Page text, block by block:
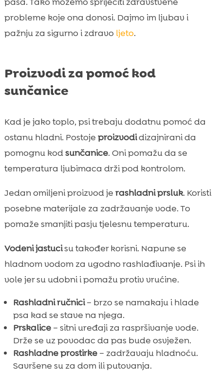
probleme koje ona donosi. Dajmo im ljubav i
pažnju za sigurno i zdravo ljeto.
Proizvodi za pomoć kod
sunčanice
Kad je jako toplo, psi trebaju dodatnu pomoć da
ostanu hladni. Postoje proizvodidizajnirani da
pomognu kodsunčanice. Oni pomažu da se
temperatura ljubimaca drži pod kontrolom.
Jedan omiljeni proizvod je rashladni prsluk. Koristi
posebne materijale za zadržavanje vode. To
pomaže smanjiti pasju tjelesnu temperaturu.
Vodeni jastucisu također korisni. Napune se
hladnom vodom za ugodno rashlađivanje. Psi ih
vole jer su udobni i pomažu protiv vrućine.
Rashladni ručnici– brzo se namakaju i hlade
psa kad se stave na njega.
Prskalice– sitni uređaji za raspršivanje vode.
Drže se uz povodac da pas bude osvježen.
Rashladne prostirke– zadržavaju hladnoću.
Savršene su za dom ili putovanja.